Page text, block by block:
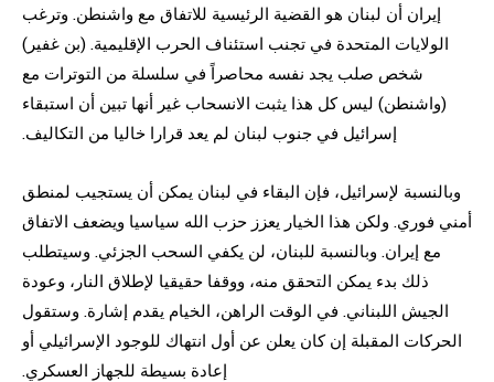
إيران أن لبنان هو القضية الرئيسية للاتفاق مع واشنطن. وترغب
الولايات المتحدة في تجنب استئناف الحرب الإقليمية. (بن غفير)
شخص صلب يجد نفسه محاصراً في سلسلة من التوترات مع
(واشنطن) ليس كل هذا يثبت الانسحاب غير أنها تبين أن استبقاء
إسرائيل في جنوب لبنان لم يعد قرارا خاليا من التكاليف.
وبالنسبة لإسرائيل، فإن البقاء في لبنان يمكن أن يستجيب لمنطق
أمني فوري. ولكن هذا الخيار يعزز حزب الله سياسيا ويضعف الاتفاق
مع إيران. وبالنسبة للبنان، لن يكفي السحب الجزئي. وسيتطلب
ذلك بدء يمكن التحقق منه، ووقفا حقيقيا لإطلاق النار، وعودة
الجيش اللبناني. في الوقت الراهن، الخيام يقدم إشارة. وستقول
الحركات المقبلة إن كان يعلن عن أول انتهاك للوجود الإسرائيلي أو
إعادة بسيطة للجهاز العسكري.